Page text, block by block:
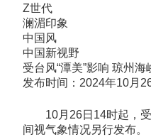
Z世代
澜湄印象
中国风
中国新视野
受台风“潭美”影响 琼州海
发布时间：2024年10月
10月26日14时起，受
间视气象情况另行发布。